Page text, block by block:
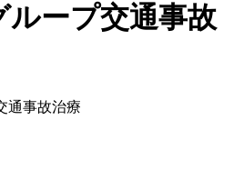
ループ交通事故